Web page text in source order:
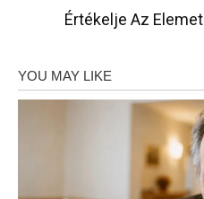
Értékelje Az Elemet